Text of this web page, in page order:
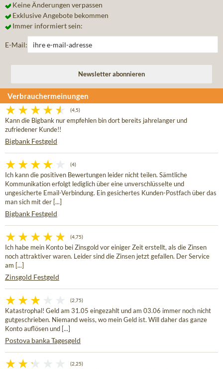
Keine Änderungen verpassen
Exklusive Angebote bekommen
Immer informiert sein:
E-Mail:
Verbrauchermeinungen
(4,5)
Kann die Bigbank nur empfehlen bin dort bereits jahrelanger und
zufriedener Kunde!!
Bigbank Festgeld
(4)
Ich kann die positiven Bewertungen leider nicht teilen. Sämtliche
Kommunikation erfolgt lediglich über eine unverschlüsselte und
ungesicherte Email-Verbindung. Ein gesichertes Kunden-Postfach über das
man sich mit der [...]
Bigbank Festgeld
(4,75)
Ich habe mein Konto bei Zinsgold vor einiger Zeit erstellt, als die Zinsen
noch attraktiver waren. Leider sind die Zinsen jetzt gefallen. Der Service
am [...]
Zinsgold Festgeld
(2,75)
Katastrophal! Geld am 31.05 eingezahlt und am 03.06 immer noch nicht
gutgeschrieben. Niemand weiss, wo mein Geld ist. Will daher das ganze
Konto auflösen und [...]
Postova banka Tagesgeld
(2,25)